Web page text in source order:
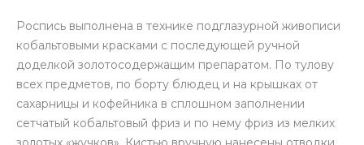
Роспись выполнена в технике подглазурной живописи
кобальтовыми красками с последующей ручной
доделкой золотосодержащим препаратом. По тулову
всех предметов, по борту блюдец и на крышках от
сахарницы и кофейника в сплошном заполнении
сетчатый кобальтовый фриз и по нему фриз из мелких